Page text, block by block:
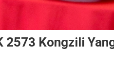
2573 Kongzili